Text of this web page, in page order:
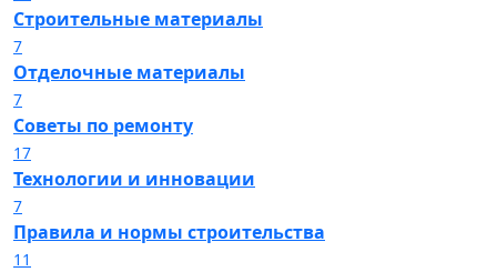
Строительные материалы
7
Отделочные материалы
7
Советы по ремонту
17
Технологии и инновации
7
Правила и нормы строительства
11